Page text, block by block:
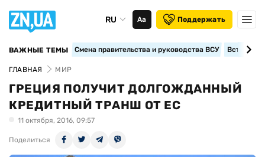
RU Аа Поддержать
ВАЖНЫЕ ТЕМЫ Смена правительства и руководства ВСУ
ГЛАВНАЯ МИР
ГРЕЦИЯ ПОЛУЧИТ ДОЛГОЖДАННЫЙ
КРЕДИТНЫЙ ТРАНШ ОТ ЕС
11 октября, 2016, 09:57
Поделиться